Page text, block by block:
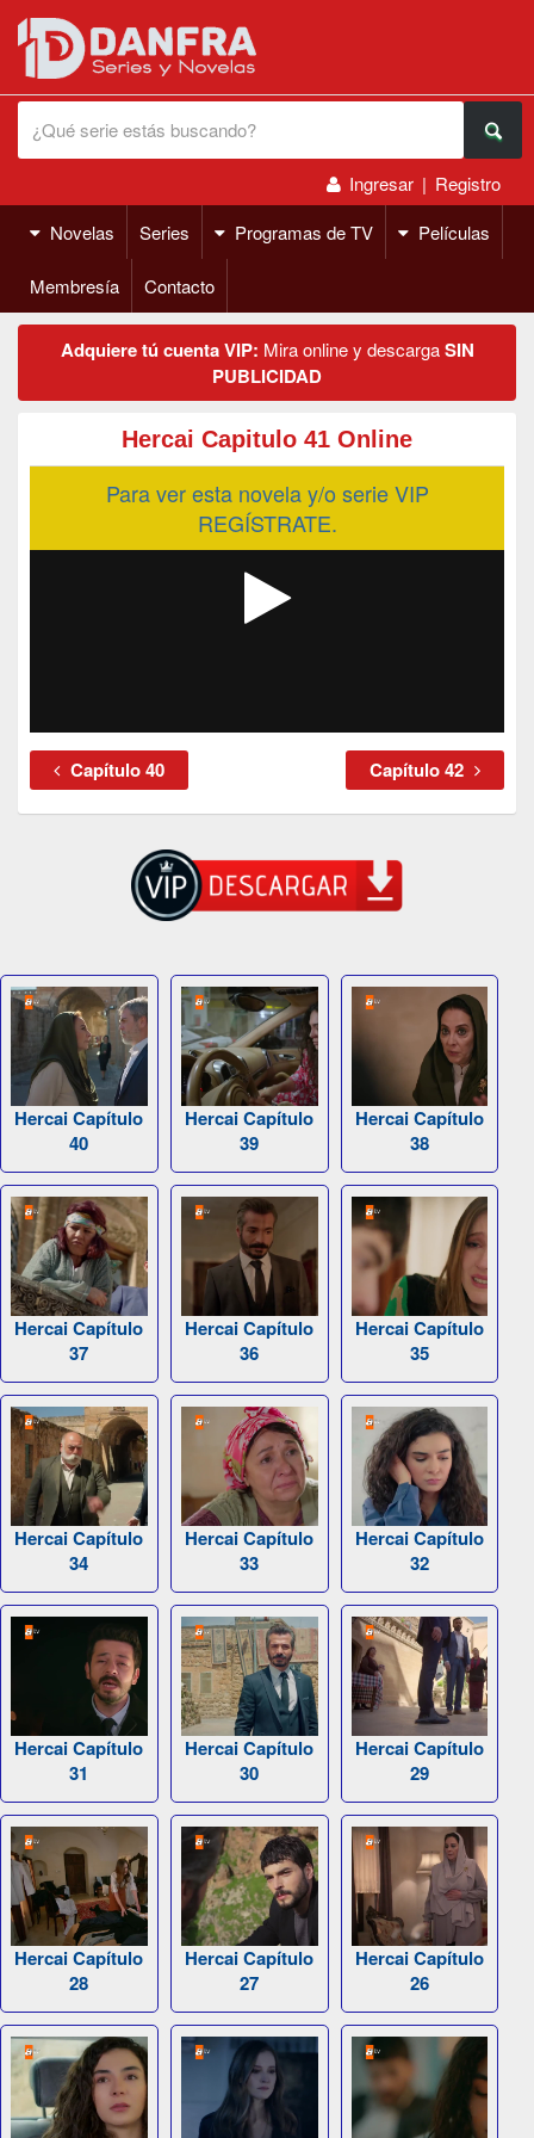
Ingresar | Registro
Novelas
Series Programas de TV Películas
Membresía Contacto
Adquiere tú cuenta VIP: Mira online y descargaSIN
PUBLICIDAD
Hercai Capitulo 41 Online
Para ver esta novela y/o serie VIP
REGÍSTRATE.
Capítulo 40 Capítulo 42
Hercai Capítulo
40
Hercai Capítulo
39
Hercai Capítulo
38
Hercai Capítulo
37
Hercai Capítulo
36
Hercai Capítulo
35
Hercai Capítulo
34
Hercai Capítulo
33
Hercai Capítulo
32
Hercai Capítulo
31
Hercai Capítulo
30
Hercai Capítulo
29
Hercai Capítulo
28
Hercai Capítulo
27
Hercai Capítulo
26